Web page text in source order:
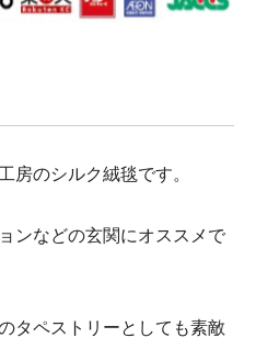
房のシルク絨毯です。
ンなどの玄関にオススメで
タペストリーとしても素敵